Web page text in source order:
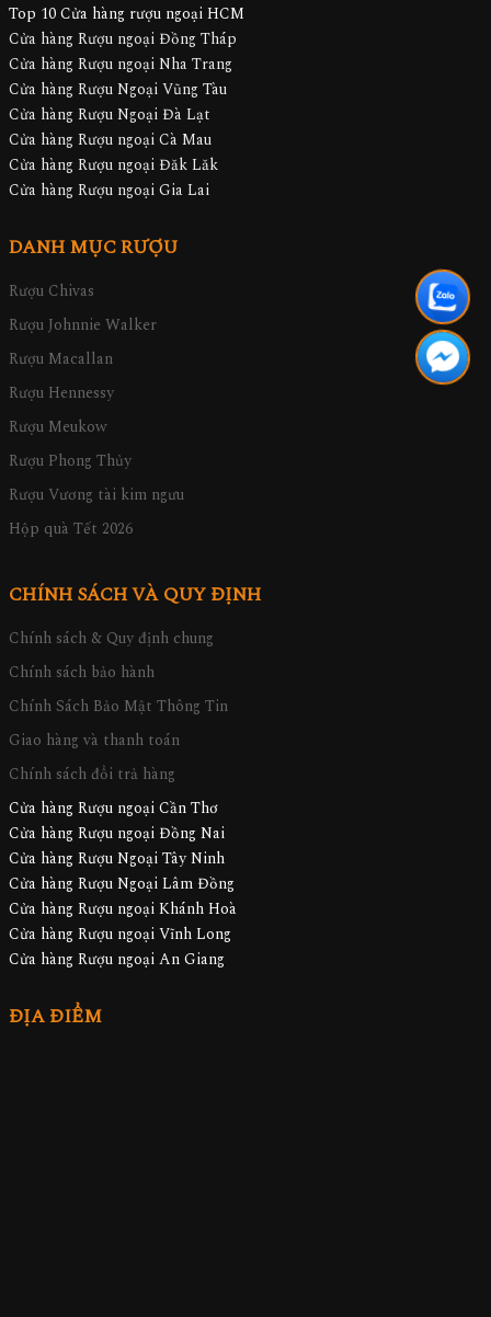
Top 10 Cửa hàng rượu ngoại HCM
Cửa hàng Rượu ngoại Đồng Tháp
Cửa hàng Rượu ngoại Nha Trang
Cửa hàng Rượu Ngoại Vũng Tàu
Cửa hàng Rượu Ngoại Đà Lạt
Cửa hàng Rượu ngoại Cà Mau
Cửa hàng Rượu ngoại Đăk Lăk
Cửa hàng Rượu ngoại Gia Lai
DANH MỤC RƯỢU
Rượu Chivas
Rượu Johnnie Walker
Rượu Macallan
Rượu Hennessy
Rượu Meukow
Rượu Phong Thủy
Rượu Vương tài kim ngưu
Hộp quà Tết 2026
CHÍNH SÁCH VÀ QUY ĐỊNH
Chính sách & Quy định chung
Chính sách bảo hành
Chính Sách Bảo Mật Thông Tin
Giao hàng và thanh toán
Chính sách đổi trả hàng
Cửa hàng Rượu ngoại Cần Thơ
Cửa hàng Rượu ngoại Đồng Nai
Cửa hàng Rượu Ngoại Tây Ninh
Cửa hàng Rượu Ngoại Lâm Đồng
Cửa hàng Rượu ngoại Khánh Hoà
Cửa hàng Rượu ngoại Vĩnh Long
Cửa hàng Rượu ngoại An Giang
ĐỊA ĐIỂM